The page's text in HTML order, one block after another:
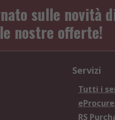
sulle novità
nostre offerte!
Servizi
Tutti i
RS